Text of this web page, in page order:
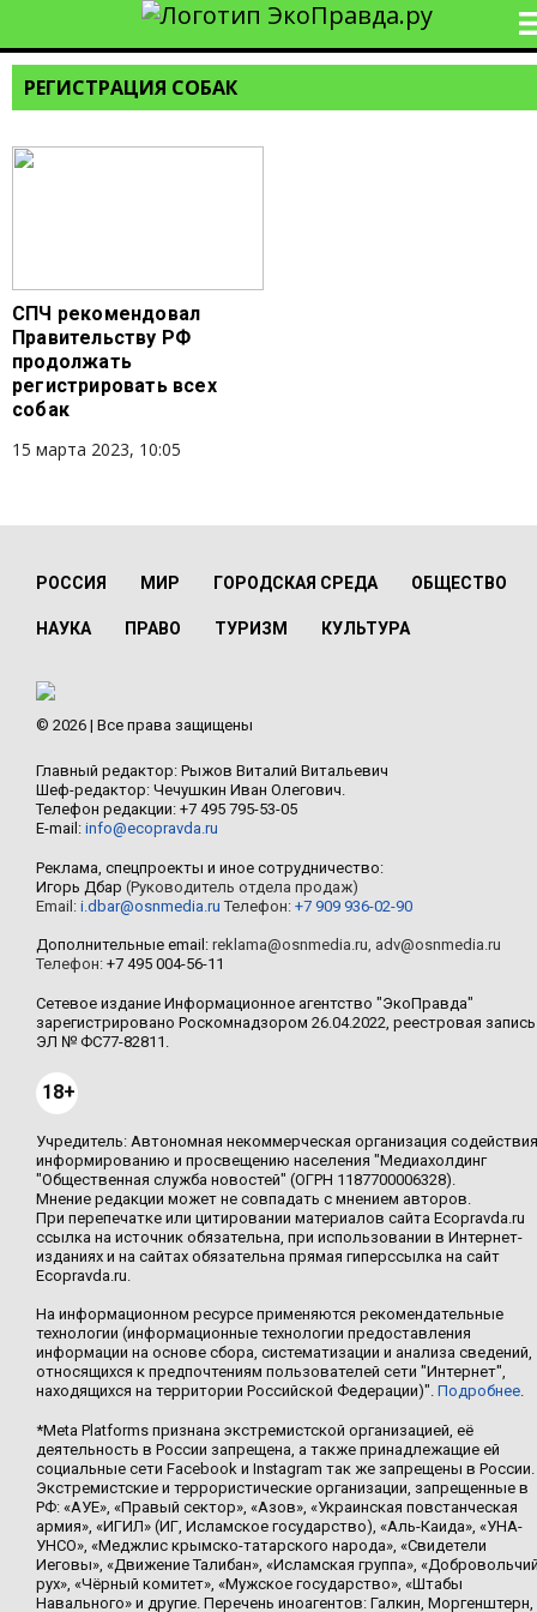
РЕГИСТРАЦИЯ СОБАК
СПЧ рекомендовал
Правительству РФ
продолжать
регистрировать всех
собак
15 марта 2023, 10:05
РОССИЯ МИР ГОРОДСКАЯ СРЕДА ОБЩЕСТВО
НАУКА ПРАВО ТУРИЗМ КУЛЬТУРА
© 2026 | Все права защищены
Главный редактор: Рыжов Виталий Витальевич
Шеф-редактор: Чечушкин Иван Олегович.
Телефон редакции: +7 495 795-53-05
E-mail: info@ecopravda.ru
Реклама, спецпроекты и иное сотрудничество:
Игорь Дбар (Руководитель отдела продаж)
Email: i.dbar@osnmedia.ru Телефон: +7 909 936-02-90
Дополнительные email: reklama@osnmedia.ru, adv@osnmedia.ru
Телефон: +7 495 004-56-11
Сетевое издание Информационное агентство "ЭкоПравда"
зарегистрировано Роскомнадзором 26.04.2022, реестровая запись
ЭЛ № ФС77-82811.
18+
Учредитель: Автономная некоммерческая организация содействия
информированию и просвещению населения "Медиахолдинг
"Общественная служба новостей" (ОГРН 1187700006328).
Мнение редакции может не совпадать с мнением авторов.
При перепечатке или цитировании материалов сайта Ecopravda.ru
ссылка на источник обязательна, при использовании в Интернет-
изданиях и на сайтах обязательна прямая гиперссылка на сайт
Ecopravda.ru.
На информационном ресурсе применяются рекомендательные
технологии (информационные технологии предоставления
информации на основе сбора, систематизации и анализа сведений,
относящихся к предпочтениям пользователей сети "Интернет",
находящихся на территории Российской Федерации)". Подробнее.
*Meta Platforms признана экстремистской организацией, её
деятельность в России запрещена, а также принадлежащие ей
социальные сети Facebook и Instagram так же запрещены в России.
Экстремистские и террористические организации, запрещенные в
РФ: «АУЕ», «Правый сектор», «Азов», «Украинская повстанческая
армия», «ИГИЛ» (ИГ, Исламское государство), «Аль-Каида», «УНА-
УНСО», «Меджлис крымско-татарского народа», «Свидетели
Иеговы», «Движение Талибан», «Исламская группа»,
рух», «Чёрный комитет», «Мужское государство», «Штабы
Навального» и другие. Перечень иноагентов: Галкин, Моргенштерн,